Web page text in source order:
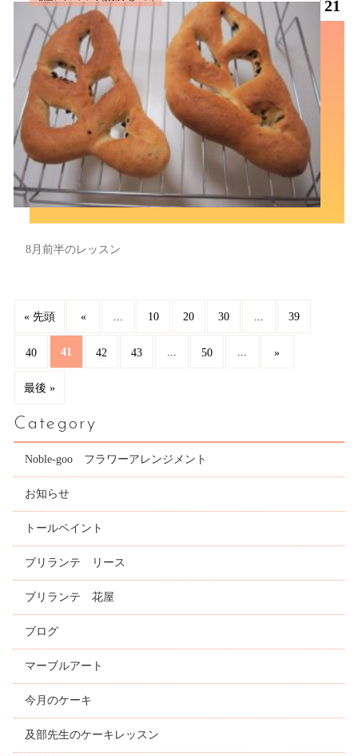
21
8月前半のレッスン
« 先頭 « 10 20 30 39
40 41 42 43 ... 50 ... »
最後 »
Category
Noble-goo フラワーアレンジメント
お知らせ
トールペイント
ブリランテ リース
ブリランテ 花屋
ブログ
マーブルアート
今月のケーキ
及部先生のケーキレッスン